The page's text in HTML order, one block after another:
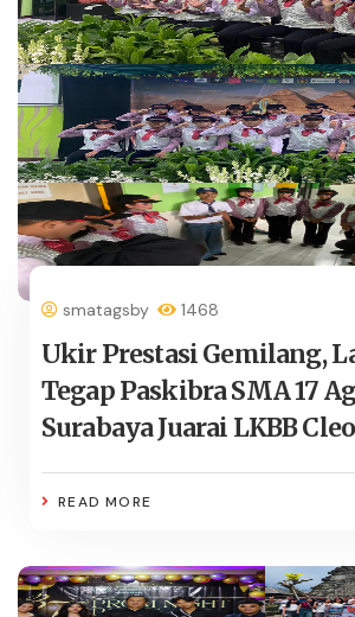
smatagsby 1468
Ukir Prestasi Gemilang,
Tegap Paskibra SMA 17
Surabaya Juarai LKBB
READ MORE